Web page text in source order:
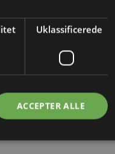
Uklassificerede
ACCEPTER ALLE